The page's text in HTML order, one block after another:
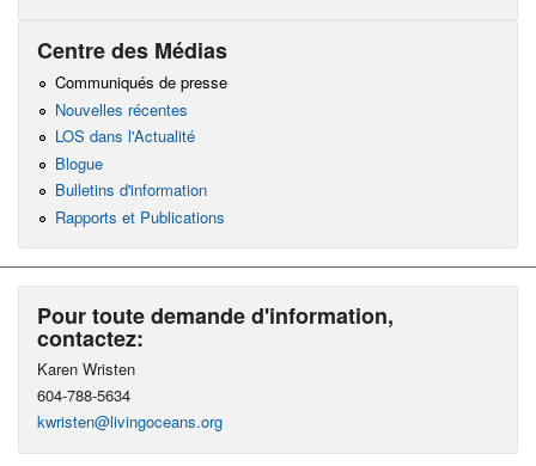
Centre des Médias
Communiqués de presse
Nouvelles récentes
LOS dans l'Actualité
Blogue
Bulletins d'information
Rapports et Publications
Pour toute demande d'information,
contactez:
Karen Wristen
604-788-5634
kwristen@livingoceans.org